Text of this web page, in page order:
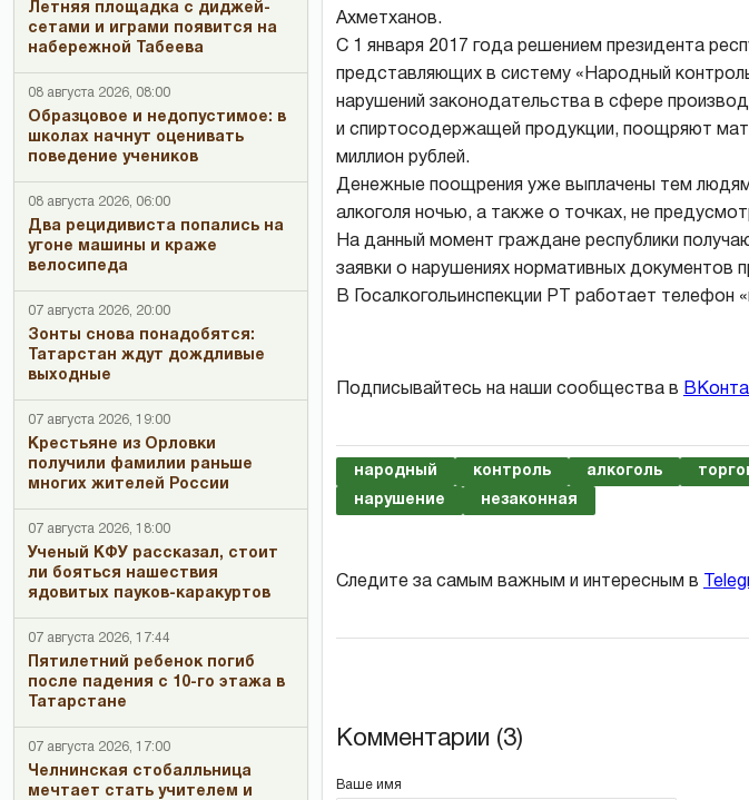
Летняя площадка с диджей-
сетами и играми появится на
набережной Табеева
08 августа 2026, 08:00
Образцовое и недопустимое: в
школах начнут оценивать
поведение учеников
08 августа 2026, 06:00
Два рецидивиста попались на
угоне машины и краже
велосипеда
07 августа 2026, 20:00
Зонты снова понадобятся:
Татарстан ждут дождливые
выходные
07 августа 2026, 19:00
Крестьяне из Орловки
получили фамилии раньше
многих жителей России
07 августа 2026, 18:00
Ученый КФУ рассказал, стоит
ли бояться нашествия
ядовитых пауков-каракуртов
07 августа 2026, 17:44
Пятилетний ребенок погиб
после падения с 10-го этажа в
Татарстане
07 августа 2026, 17:00
Челнинская стобалльница
мечтает стать учителем и
Ахметханов.
С 1 января 2017 года решением президента
представляющих в систему «Народный
нарушений законодательства в сфере
и спиртосодержащей продукции, поощряют
миллион рублей.
Денежные поощрения уже выплачены тем
алкоголя ночью, а также о точках, не
На данный момент граждане республики
заявки о нарушениях нормативных документов
В Госалкогольинспекции РТ работает телефон
Подписывайтесь на наши сообщества в
народный контроль алкоголь
нарушение
незаконная
Следите за самым важным и интересным в
Комментарии (3)
Ваше имя